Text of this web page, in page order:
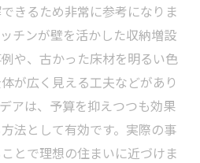
で分かる理想の住まい実現
ーで見る理想空間の作り方
ーム実例のアイデア総まと
ム事例から学ぶ理想の形
きるため非常に参考になりま
チンが壁を活かした収納増設
や、古かった床材を明るい色
が広く見える工夫などがあり
アは、予算を抑えつつも効果
法として有効です。実際の事
とで理想の住まいに近づけま